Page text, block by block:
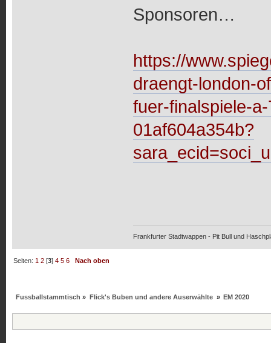
Sponsoren…
https://
draengt-london-
fuer-finalspiele-
01af604a354b?
Frankfurter Stadtwappen - Pit Bull und
Seiten: 1 2 [3]4 5 6 Nach oben
Fussballstammtisch » Flick's Buben und andere Auserwählte » EM 2020